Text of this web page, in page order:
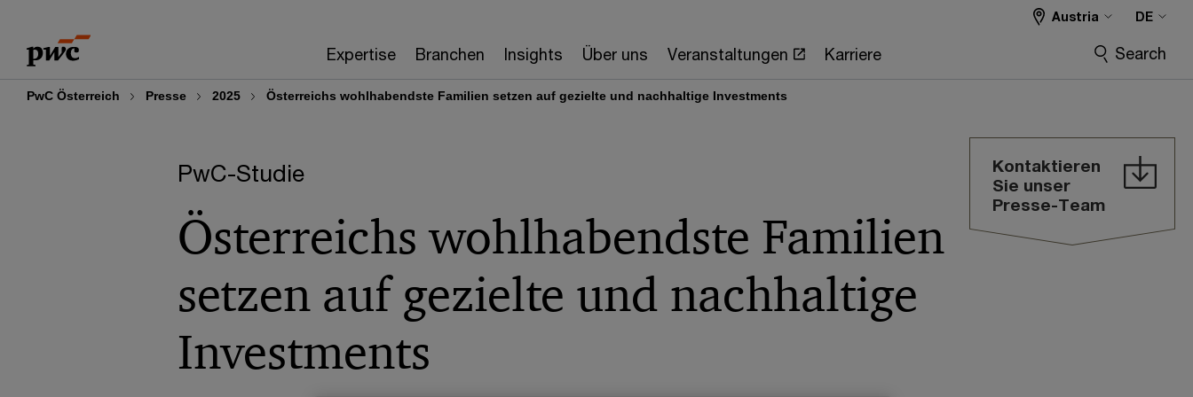
content
footer
Expertise Branchen Insights Über uns Veranstaltungen Karriere
Austria DE
Search
PwC Österreich Presse 2025 Österreichs wohlhabendste Familien setzen auf gezielte und nachhaltige Investments
PwC-Studie
Österreichs wohlhabendste Familien
setzen auf gezielte und nachhaltige
Investments
Kontaktieren
Sie unser
Presse-Team